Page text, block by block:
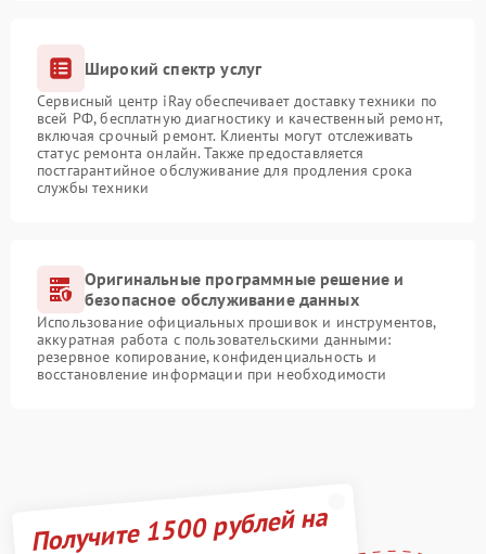
Широкий спектр услуг
Сервисный центр iRay обеспечивает доставку техники по
всей РФ, бесплатную диагностику и качественный ремонт,
включая срочный ремонт. Клиенты могут отслеживать
статус ремонта онлайн. Также предоставляется
постгарантийное обслуживание для продления срока
службы техники
Оригинальные программные решение и
безопасное обслуживание данных
Использование официальных прошивок и инструментов,
аккуратная работа с пользовательскими данными:
резервное копирование, конфиденциальность и
восстановление информации при необходимости
Получите 1500 рублей на